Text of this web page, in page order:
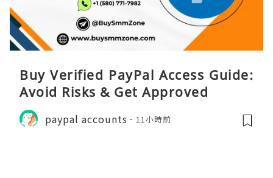
Buy Verified PayPal Access Guide:
Avoid Risks & Get Approved
paypal accounts 11小時前